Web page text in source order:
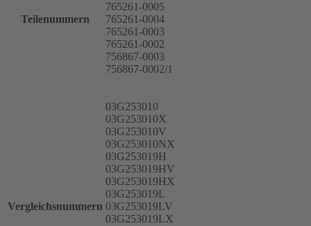
Teilenummern
765261-0005
765261-0004
765261-0003
765261-0002
756867-0003
756867-0002/1
Vergleichsnummern
03G253010
03G253010X
03G253010V
03G253010NX
03G253019H
03G253019HV
03G253019HX
03G253019L
03G253019LV
03G253019LX